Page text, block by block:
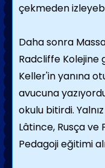
çekmeden
Daha sonra
Radcliffe Kolejine
Keller'in yanına
avucuna
okulu bitirdi.
Lâtince, Rusça ve
Pedagoji eğitimi